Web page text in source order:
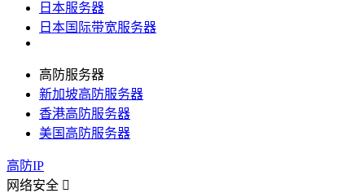
日本服务器
日本国际带宽服务器
高防服务器
新加坡高防服务器
香港高防服务器
美国高防服务器
高防IP
网络安全